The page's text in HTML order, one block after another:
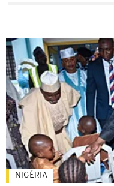
NIGÉRIA